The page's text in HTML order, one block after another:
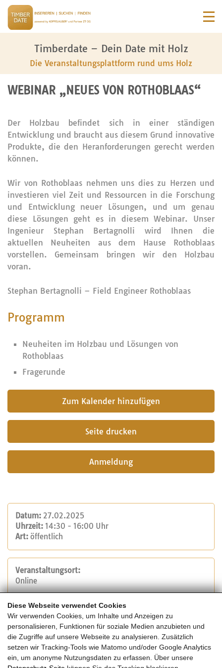
Diese Webseite verwendet Cookies
Wir verwenden Cookies, um Inhalte und Anzeigen zu
personalisieren, Funktionen für soziale Medien anzubieten und
die Zugriffe auf unsere Webseite zu analysieren. Zusätzlich
setzen wir Tracking-Tools wie Matomo und/oder Google Analytics
ein, um anonyme Nutzungsdaten zu erfassen. Über unsere
Timberdate – Dein Date mit Holz
Die Veranstaltungsplattform rund ums Holz
WEBINAR „NEUES VON ROTHOBLAAS“
Der Holzbau befindet sich in einer ständigen
Entwicklung und braucht aus diesem Grund innovative
Produkte, die den Heranforderungen gerecht werden
können.
Wir von Rothoblaas nehmen uns dies zu Herzen und
investieren viel Zeit und Ressourcen in die Forschung
und Entwicklung neuer Lösungen, und um genau
diese Lösungen geht es in diesem Webinar. Unser
Ingenieur Stephan Bertagnolli wird Ihnen die
aktuellen Neuheiten aus dem Hause Rothoblaas
vorstellen. Gemeinsam bringen wir den Holzbau
voran.
Stephan Bertagnolli – Field Engineer Rothoblaas
Programm
Neuheiten im Holzbau und Lösungen von
Rothoblaas
Fragerunde
Seite drucken
Anmeldung
Datum: 27.02.2025
Uhrzeit: 14:30 - 16:00 Uhr
Art: öffentlich
Veranstaltungsort:
Online
Veranstalter:
Rothoblaas
Tel.: +39 0471 81 84 00
E-Mail:info@rothoblaas.com
Website